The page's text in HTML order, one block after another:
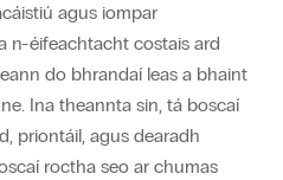
agus iompar
n-éifeachtacht costais ard
do bhrandaí leas a bhaint
Ina theannta sin, tá boscaí
priontáil, agus dearadh
roctha seo ar chumas